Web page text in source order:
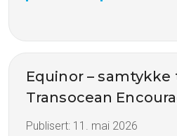
Equinor – samtykke
Transocean
Publisert: 11. mai 2026